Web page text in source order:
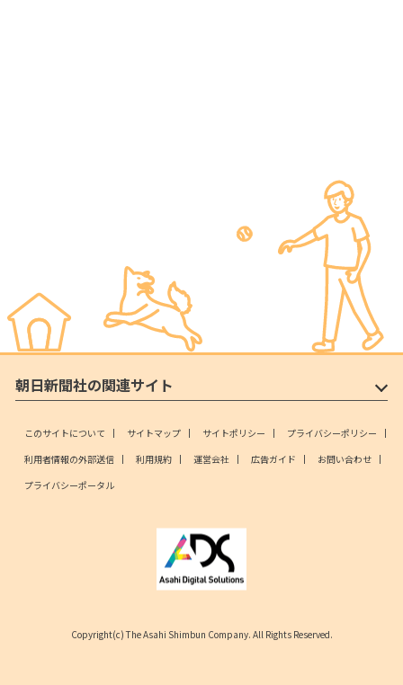
朝日新聞社の関連サイト
このサイトについて サイトマップ サイトポリシー
プライバシーポリシー
利用者情報の外部送信
利用規約 運営会社 広告ガイド
お問い合わせ
プライバシーポータル
Copyright(c) The Asahi Shimbun Company. All Rights Reserved.